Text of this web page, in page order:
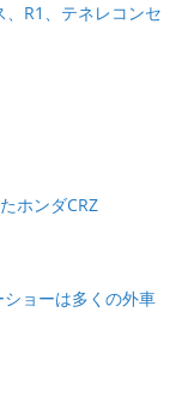
R1、テネレコンセ
ホンダCRZ
ョーは多くの外車